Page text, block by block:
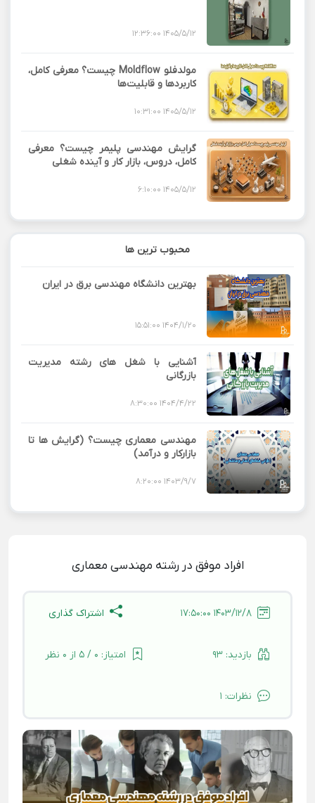
1405/5/12 12:36:00
مولدفلو Moldflow چیست؟ معرفی کامل،
کاربردها و قابلیت‌ها
1405/5/12 10:31:00
گرایش مهندسی پلیمر چیست؟ معرفی
کامل، دروس، بازار کار و آینده شغلی
1405/5/12 6:10:00
محبوب ترین ها
بهترین دانشگاه مهندسی برق در ایران
1404/1/20 15:51:00
آشنایی با شغل های رشته مدیریت
بازرگانی
1404/4/22 8:30:00
مهندسی معماری چیست؟ (گرایش ها تا
بازارکار و درآمد)
1403/9/7 8:20:00
افراد موفق در رشته مهندسی معماری
1403/12/8 17:50:00 اشتراک گذاری
بازدید:93 امتیاز: 0 / 5 از 0 نظر
نظرات: 1